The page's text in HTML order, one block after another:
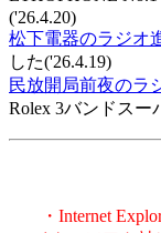
('26.4.20)
松下電器のラジオ
した('26.4.19)
民放開局前夜のラ
Rolex 3バンドスー
・Internet